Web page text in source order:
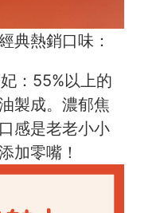
典熱銷口味：
：55%以上的
製成。濃郁焦
感是老老小小
加零嘴！